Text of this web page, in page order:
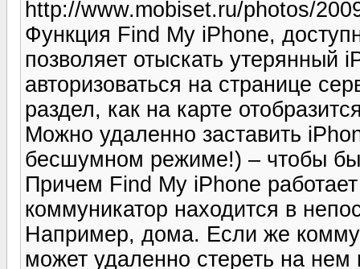
http://www.mobiset.ru/photos/
Функция Find My iPhone,
позволяет отыскать утерянный
авторизоваться на странице
раздел, как на карте
Можно удаленно заставить
бесшумном режиме!) – чтобы
Причем Find My iPhone
коммуникатор находится в
Например, дома. Если же
может удаленно стереть на